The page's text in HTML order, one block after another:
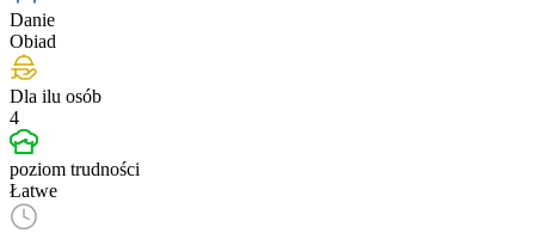
Danie
Obiad
Dla ilu osób
4
poziom trudności
Łatwe